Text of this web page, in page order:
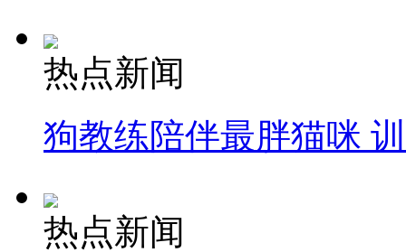
热点新闻
狗教练陪伴最胖猫咪
热点新闻